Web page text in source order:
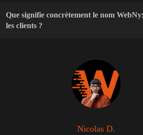
Que signifie concrètement le nom
les clients ?
Nicolas D.